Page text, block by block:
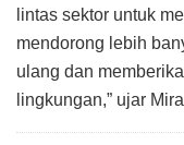
lintas sektor untuk
mendorong lebih
ulang dan
lingkungan,” ujar